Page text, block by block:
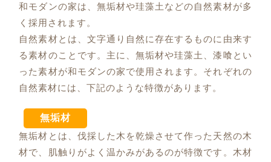
和モダンの家は、無垢材や珪藻土などの自然素材が多
く採用されます。
自然素材とは、文字通り自然に存在するものに由来す
る素材のことです。主に、無垢材や珪藻土、漆喰とい
った素材が和モダンの家で使用されます。それぞれの
自然素材には、下記のような特徴があります。
無垢材
無垢材とは、伐採した木を乾燥させて作った天然の木
材で、肌触りがよく温かみがあるのが特徴です。木材